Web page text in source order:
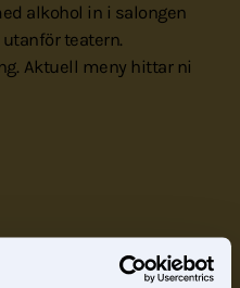
alkohol in i salongen
teatern.
Aktuell meny hittar ni